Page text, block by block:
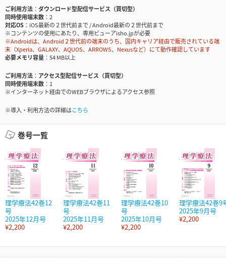
ご利用方法
ダウンロード型配信サービス（買切型）
同時使用端末数
2
対応OS
iOS最新の２世代前まで / Android最新の２世代前まで
※コンテンツの使用にあたり、専用ビューアisho.jpが必要
※Androidは、Android２世代前の端末のうち、国内キャリア経由で販売されている端
末（Xperia、GALAXY、AQUOS、ARROWS、Nexusなど）にて動作確認しています
必要メモリ容量
54 MB以上
ご利用方法
アクセス型配信サービス（買切型）
同時使用端末数
1
※インターネット経由でのWEBブラウザによるアクセス参照
※導入・利用方法の詳細はこちら
巻号一覧
理学療法42巻12
号
2025年12月号
¥2,200
理学療法42巻11
号
2025年11月号
¥2,200
理学療法42巻10
号
2025年10月号
¥2,200
理学療法42巻9
2025年9月号
¥2,200